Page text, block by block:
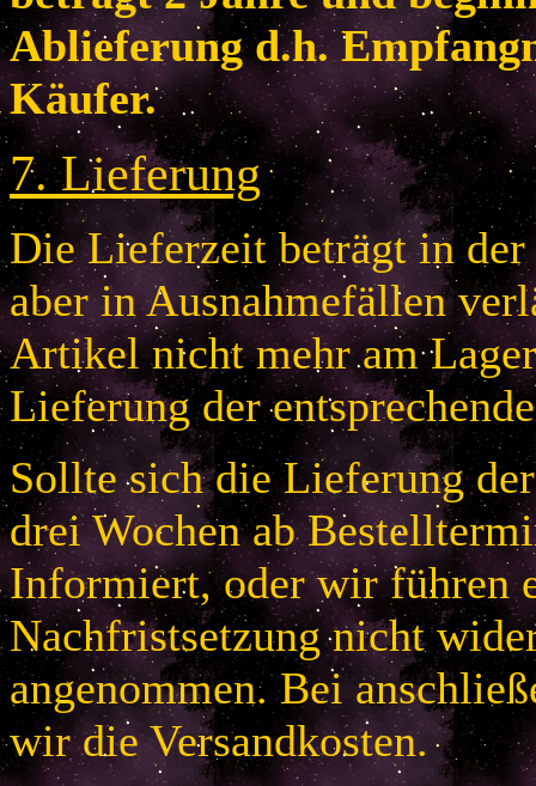
Ablieferung d.h.
Käufer.
7.Lieferung
Die Lieferzeit beträgt in der
aber in Ausnahmefällen
Artikel nicht mehr am
Lieferung der
Sollte sich die Lieferung
drei Wochen ab
Informiert, oder wir führen
Nachfristsetzung nicht
angenommen. Bei
wir die Versandkosten.